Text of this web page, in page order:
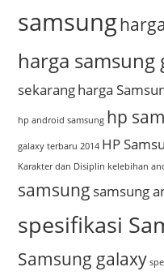
samsung
harga samsung
sekarangharga
hp android samsung hp
galaxy terbaru 2014 HP
Karakter dan Disiplin kelebihan
samsung samsung
spesifikasi
Samsung galaxy